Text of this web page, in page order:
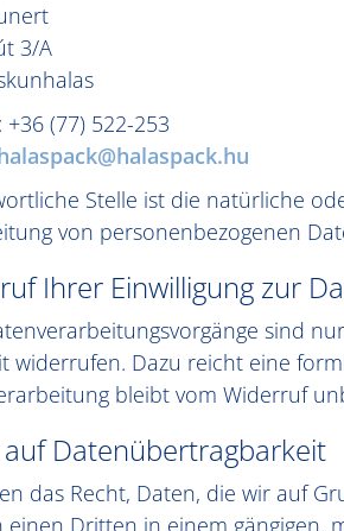
3/A
+36 (77) 522-253
Stelle ist die natürliche
von personenbezogenen
Ihrer Einwilligung zur
sind
widerrufen. Dazu reicht eine
bleibt vom Widerruf
auf Datenübertragbarkeit
das Recht, Daten, die wir auf
einen Dritten in einem gängigen,